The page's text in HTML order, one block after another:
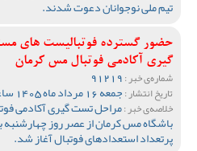
تیم ملی نوجوانان دعوت شدند.
حضور گسترده فوتبالیست های
گیری آکادمی فوتبال مس کرمان
شماره‌ی خبر :
تاریخ انتشار :جمعه 16 مرداد ماه 1405 ساعت 00:23
خلاصه‌ی خبر :مراحل تست گیری آکادمی
باشگاه مس کرمان از عصر روز چهارشنبه
پرتعداد استعدادهای فوتبال آغاز شد.